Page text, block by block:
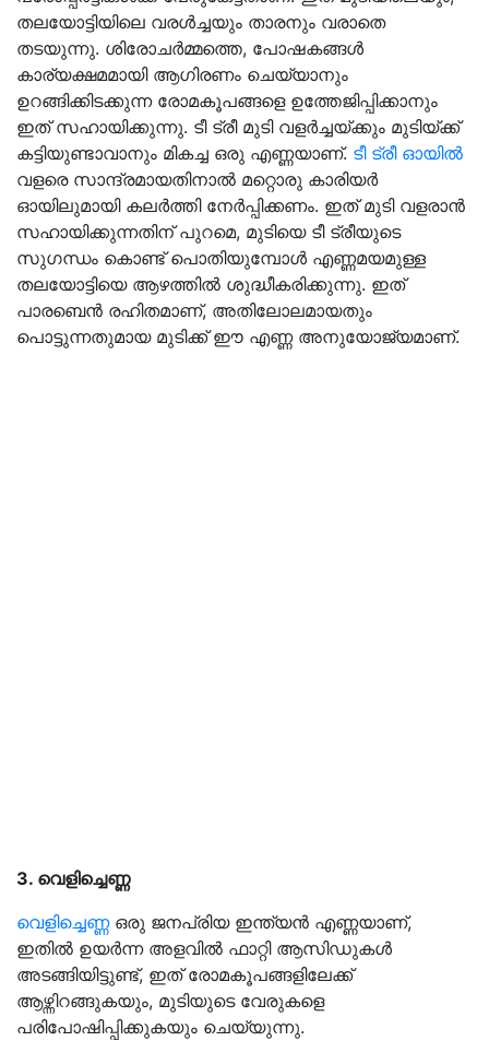
തലയോട്ടിയിലെ വരൾച്ചയും താരനും വരാതെ
തടയുന്നു. ശിരോചർമ്മത്തെ, പോഷകങ്ങൾ
കാര്യക്ഷമമായി ആഗിരണം ചെയ്യാനും
ഉറങ്ങിക്കിടക്കുന്ന രോമകൂപങ്ങളെ ഉത്തേജിപ്പിക്കാനും
ഇത് സഹായിക്കുന്നു. ടീ ട്രീ മുടി വളർച്ചയ്ക്കും മുടിയ്ക്ക്
കട്ടിയുണ്ടാവാനും മികച്ച ഒരു എണ്ണയാണ്. ടീ ട്രീ ഓയിൽ
വളരെ സാന്ദ്രമായതിനാൽ മറ്റൊരു കാരിയർ
ഓയിലുമായി കലർത്തി നേർപ്പിക്കണം. ഇത് മുടി വളരാൻ
സഹായിക്കുന്നതിന് പുറമെ, മുടിയെ ടീ ട്രീയുടെ
സുഗന്ധം കൊണ്ട് പൊതിയുമ്പോൾ എണ്ണമയമുള്ള
തലയോട്ടിയെ ആഴത്തിൽ ശുദ്ധീകരിക്കുന്നു. ഇത്
പാരബെൻ രഹിതമാണ്, അതിലോലമായതും
പൊട്ടുന്നതുമായ മുടിക്ക് ഈ എണ്ണ അനുയോജ്യമാണ്.
3. വെളിച്ചെണ്ണ
വെളിച്ചെണ്ണഒരു ജനപ്രിയ ഇന്ത്യൻ എണ്ണയാണ്,
ഇതിൽ ഉയർന്ന അളവിൽ ഫാറ്റി ആസിഡുകൾ
അടങ്ങിയിട്ടുണ്ട്, ഇത് രോമകൂപങ്ങളിലേക്ക്
ആഴ്ന്നിറങ്ങുകയും, മുടിയുടെ വേരുകളെ
പരിപോഷിപ്പിക്കുകയും ചെയ്യുന്നു.